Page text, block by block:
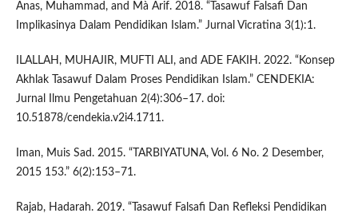
Anas, Muhammad, and Mà Arif. 2018. “Tasawuf Falsafi Dan
Implikasinya Dalam Pendidikan Islam.” Jurnal Vicratina 3(1):1.
ILALLAH, MUHAJIR, MUFTI ALI, and ADE FAKIH. 2022. “Konsep
Akhlak Tasawuf Dalam Proses Pendidikan Islam.” CENDEKIA:
Jurnal Ilmu Pengetahuan 2(4):306–17. doi:
10.51878/cendekia.v2i4.1711.
Iman, Muis Sad. 2015. “TARBIYATUNA, Vol. 6 No. 2 Desember,
2015 153.” 6(2):153–71.
Rajab, Hadarah. 2019. “Tasawuf Falsafi Dan Refleksi Pendidikan